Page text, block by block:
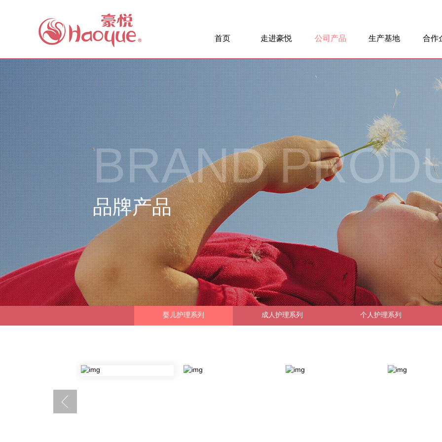
首页 走进豪悦
豪悦简介
企业历程
企业文化
领导关怀
社会责任
全球布局
公司产品
婴儿护理系列
成人护理系列
个人护理系列
卫品材料
生产基地
生产基地
制造流程
技术创新
合作
原材
BRAND
品牌产品
婴儿护理系列 成人护理系列 个人护理系列